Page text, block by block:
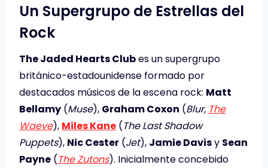
Un Supergrupo de Estrellas del
Rock
The Jaded Hearts Clubes un supergrupo
británico-estadounidense formado por
destacados músicos de la escena rock: Matt
Bellamy (Muse), Graham Coxon (Blur, The
Waeve), Miles Kane (The Last Shadow
Puppets), Nic Cester (Jet), Jamie Davisy Sean
Payne (The Zutons). Inicialmente concebido